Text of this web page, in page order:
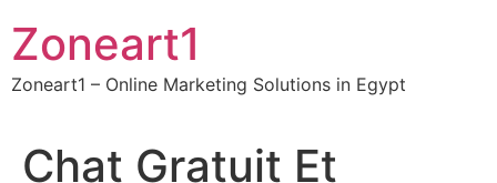
to
content
Zoneart1
Zoneart1 – Online Marketing Solutions in Egypt
Chat Gratuit Et